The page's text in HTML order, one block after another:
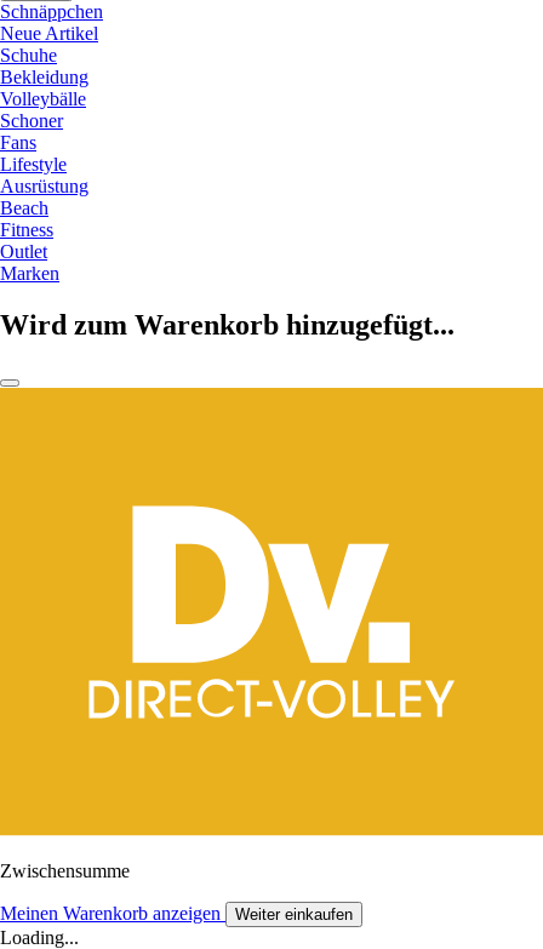
Schnäppchen
Neue Artikel
Schuhe
Bekleidung
Volleybälle
Schoner
Fans
Lifestyle
Ausrüstung
Beach
Fitness
Outlet
Marken
Wird zum Warenkorb hinzugefügt...
Zwischensumme
Meinen Warenkorb anzeigen Weiter einkaufen
Loading...